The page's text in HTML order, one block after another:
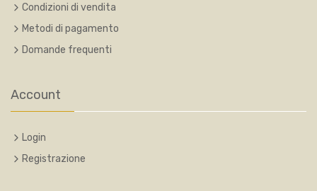
Condizioni di vendita
Metodi di pagamento
Domande frequenti
Account
Login
Registrazione